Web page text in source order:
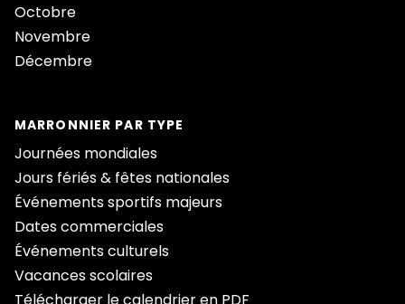
Octobre
Novembre
Décembre
MARRONNIER PAR TYPE
Journées mondiales
Jours fériés & fêtes nationales
Événements sportifs majeurs
Dates commerciales
Événements culturels
Vacances scolaires
Télécharger le calendrier en PDF